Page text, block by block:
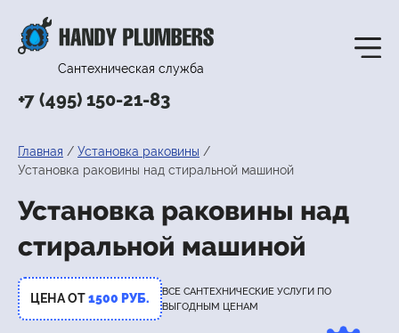
Сантехническая служба
+7 (495) 150-21-83
Главная
Установка раковины
Установка раковины над стиральной машиной
Установка раковины над
стиральной машиной
ЦЕНА ОТ1500 РУБ. ВСЕ САНТЕХНИЧЕСКИЕ УСЛУГИ ПО
ВЫГОДНЫМ ЦЕНАМ